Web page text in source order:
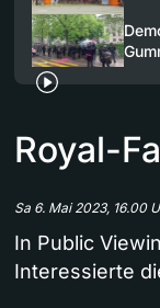
Royal-
Sa 6. Mai 2023, 16.00
In Public
Interessierte